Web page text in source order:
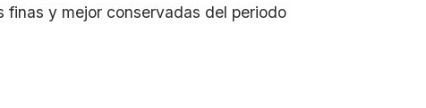
finas y mejor conservadas del periodo